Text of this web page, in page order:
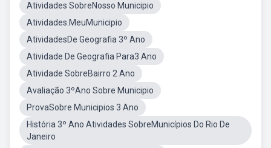
Atividades SobreNosso Municipio
Atividades.MeuMunicipio
AtividadesDe Geografia 3º Ano
Atividade De Geografia Para3 Ano
Atividade SobreBairro 2 Ano
Avaliação 3ºAno Sobre Municipio
ProvaSobre Municipios 3 Ano
História 3º Ano Atividades SobreMunicípios Do Rio De
Janeiro